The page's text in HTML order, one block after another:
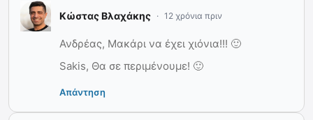
Κώστας Βλαχάκης 12 χρόνια πριν
Ανδρέας, Μακάρι να έχει χιόνια!!! 🙂
Sakis, Θα σε περιμένουμε! 🙂
Απάντηση